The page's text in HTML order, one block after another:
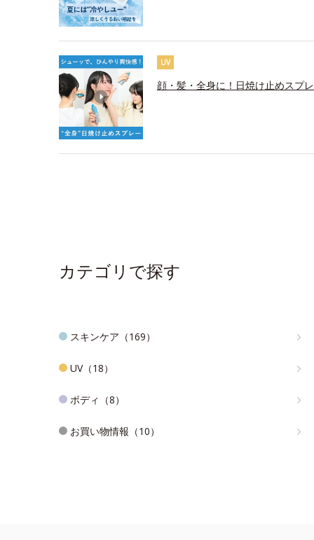
UV
顔・髪・全身に！日焼け止めスプ
カテゴリで探す
スキンケア（169）
UV（18）
ボディ（8）
お買い物情報（10）